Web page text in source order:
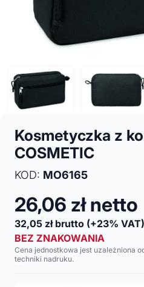
Kosmetyczka z
COSMETIC
KOD: MO6165
26,06 zł netto
32,05 zł brutto (+23% VAT)
BEZ ZNAKOWANIA
Cena jednostkowa jest uzależniona
techniki nadruku.